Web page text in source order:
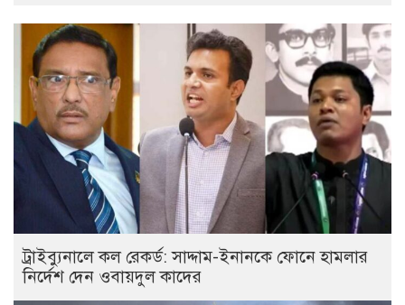
ট্রাইব্যুনালে কল রেকর্ড: সাদ্দাম-ইনানকে ফোনে হামলার
নির্দেশ দেন ওবায়দুল কাদের